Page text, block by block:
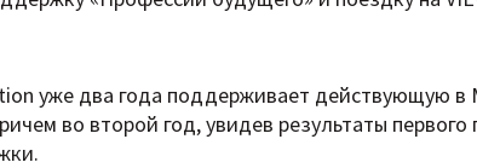
уже два года поддерживает действующую
во второй год, увидев результаты первого